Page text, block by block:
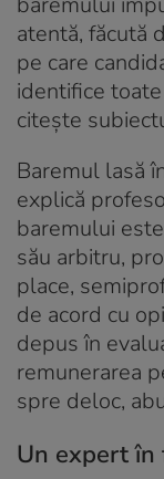
atentă, făcută
pe care
identifice
citește
Baremul lasă
explică
baremului
său arbitru,
place,
de acord cu
depus în
remunerarea
spre deloc,
Un expert în